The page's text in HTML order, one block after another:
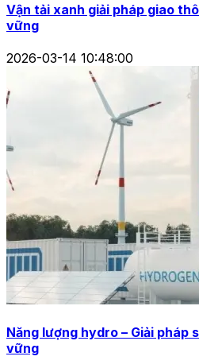
Vận tải xanh giải pháp giao
vững
2026-03-14 10:48:00
Năng lượng hydro – Giải pháp
vững